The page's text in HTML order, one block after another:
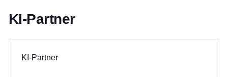
KI-Partner
KI-Partner